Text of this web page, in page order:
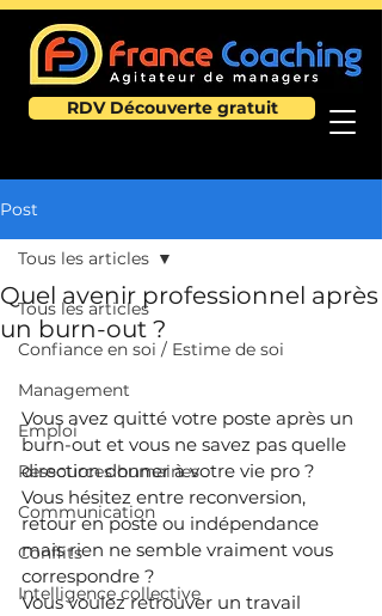
RDV Découverte gratuit
Post
Tous les articles
Confiance en soi / Estime de soi
Management
Emploi
Ressources humaines
Communication
Conflits
Intelligence collective
Tous les articles
Quel avenir professionnel après
un burn-out ?
Vous avez quitté votre poste après un
burn-out et vous ne savez pas quelle
direction donner à votre vie pro ?
Vous hésitez entre reconversion,
retour en poste ou indépendance
mais rien ne semble vraiment vous
correspondre ?
Vous voulez retrouver un travail